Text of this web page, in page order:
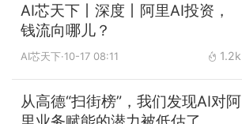
AI芯天下丨深度丨阿里AI投资，
钱流向哪儿？
AI芯天下·10-17 08:11 1.2k
从高德“扫街榜”，我们发现AI对阿